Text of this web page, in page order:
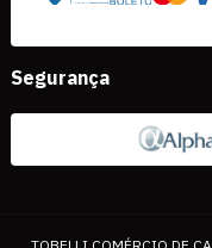
Segurança